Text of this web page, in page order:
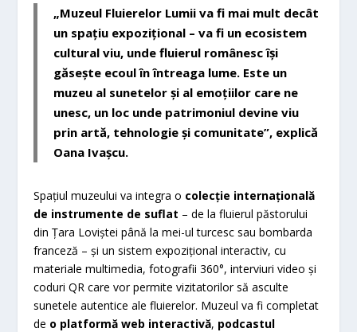
„Muzeul Fluierelor Lumii va fi mai mult decât
un spațiu expozițional – va fi un ecosistem
cultural viu, unde fluierul românesc își
găsește ecoul în întreaga lume. Este un
muzeu al sunetelor și al emoțiilor care ne
unesc, un loc unde patrimoniul devine viu
prin artă, tehnologie și comunitate”, explică
Oana Ivașcu.
Spațiul muzeului va integra o colecție internațională
de instrumente de suflat – de la fluierul păstorului
din Țara Loviștei până la mei-ul turcesc sau bombarda
franceză – și un sistem expozițional interactiv, cu
materiale multimedia, fotografii 360°, interviuri video și
coduri QR care vor permite vizitatorilor să asculte
sunetele autentice ale fluierelor. Muzeul va fi completat
de o platformă web interactivă, podcastul